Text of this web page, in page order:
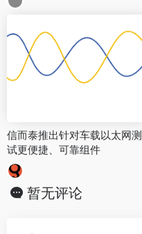
信而泰推出针对车载以太网测
试更便捷、可靠组件
暂无评论